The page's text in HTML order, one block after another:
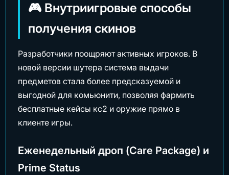
🎮 Внутриигровые способы
получения скинов
Разработчики поощряют активных игроков. В
новой версии шутера система выдачи
предметов стала более предсказуемой и
выгодной для комьюнити, позволяя фармить
бесплатные кейсы кс2 и оружие прямо в
клиенте игры.
Еженедельный дроп (Care Package) и
Prime Status